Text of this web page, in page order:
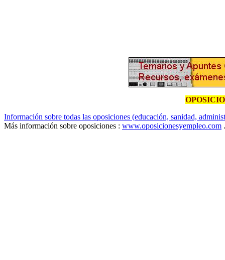
Información sobre todas las oposiciones (educación, sanidad,
Más información sobre oposiciones : www.oposicionesyempleo.com